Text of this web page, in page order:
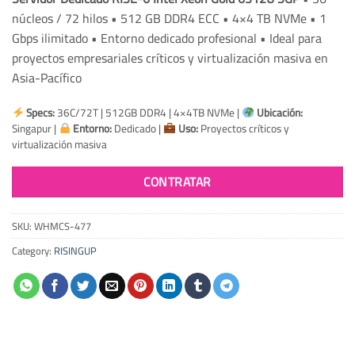
€571.92.€476.60.
núcleos / 72 hilos • 512 GB DDR4 ECC • 4×4 TB NVMe • 1
Gbps ilimitado • Entorno dedicado profesional • Ideal para
proyectos empresariales críticos y virtualización masiva en
Asia-Pacífico
Specs:36C/72T | 512GB DDR4 | 4×4TB NVMe | Ubicación:
Singapur | Entorno:Dedicado | Uso:Proyectos críticos y
virtualización masiva
CONTRATAR
SKU:WHMCS-477
Category: RISINGUP